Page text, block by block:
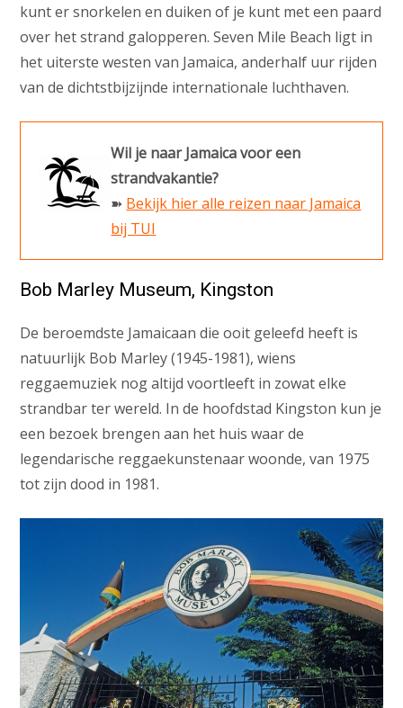
kunt er snorkelen en duiken of je kunt met een paard
over het strand galopperen. Seven Mile Beach ligt in
het uiterste westen van Jamaica, anderhalf uur rijden
van de dichtstbijzijnde internationale luchthaven.
Wil je naar Jamaica voor een
strandvakantie?
➽ Bekijk hier alle reizen naar Jamaica
bij TUI
Bob Marley Museum, Kingston
De beroemdste Jamaicaan die ooit geleefd heeft is
natuurlijk Bob Marley (1945-1981), wiens
reggaemuziek nog altijd voortleeft in zowat elke
strandbar ter wereld. In de hoofdstad Kingston kun je
een bezoek brengen aan het huis waar de
legendarische reggaekunstenaar woonde, van 1975
tot zijn dood in 1981.